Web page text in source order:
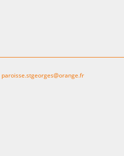
paroisse.stgeorges@orange.fr